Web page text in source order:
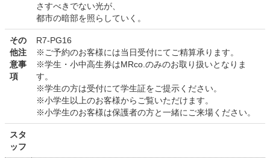
さすべきでない光が、
都市の暗部を照らしていく。
その
他注
意事
項
R7-PG16
※ご予約のお客様には当日受付にてご精算承ります。
※学生・小中高生券はMRco.のみのお取り扱いとなりま
す。
※学生の方は受付にて学生証をご提示ください。
※小学生以上のお客様からご覧いただけます。
※小学生のお客様は保護者の方と一緒にご来場ください。
スタ
ッフ